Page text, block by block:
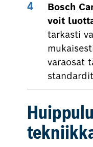
Bosch
voit
tarkasti
varaosat